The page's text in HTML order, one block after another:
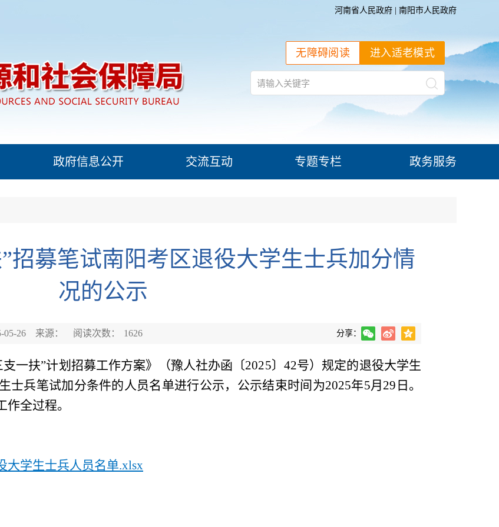
河南省人民政府 南阳市人民政府
进入适老模式
无障碍阅读
政府信息公开 交流互动 专题专栏 政务服务
招募笔试南阳考区退役大学生士兵加分情
况的公示
05-26 来源： 阅读次数： 1626 分享：
支一扶”计划招募工作方案》（豫人社办函〔2025〕 42号）规定的退役大学生
士兵笔试加分条件的人员名单进行公示，公示结束时间为2025年5月29日 。
全过程。
大学生士兵人员名单.xlsx